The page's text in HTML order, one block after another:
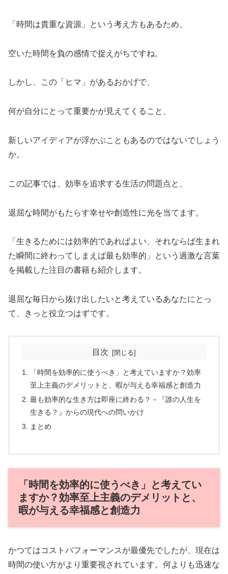
「時間は貴重な資源」という考え方もあるため、
空いた時間を負の感情で捉えがちですね。
しかし、この「ヒマ」があるおかげで、
何が自分にとって重要かが見えてくること、
新しいアイディアが浮かぶこともあるのではないでしょう
か。
この記事では、効率を追求する生活の問題点と、
退屈な時間がもたらす幸せや創造性に光を当てます。
「生きるためには効率的であればよい、それならば生まれ
た瞬間に終わってしまえば最も効率的」という過激な言葉
を掲載した注目の書籍も紹介します。
退屈な毎日から抜け出したいと考えているあなたにとっ
て、きっと役立つはずです。
目次
「時間を効率的に使うべき」と考えていますか？効率
至上主義のデメリットと、暇が与える幸福感と創造力
最も効率的な生き方は即座に終わる？－『誰の人生を
生きる？』からの現代への問いかけ
まとめ
「時間を効率的に使うべき」と考えてい
ますか？効率至上主義のデメリットと、
暇が与える幸福感と創造力
かつてはコストパフォーマンスが最優先でしたが、現在は
時間の使い方がより重要視されています。何よりも迅速な